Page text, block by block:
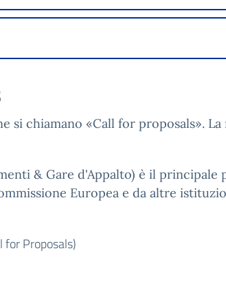
si chiamano «Call for proposals».
& Gare d'Appalto) è il principale
Europea e da altre
Proposals)